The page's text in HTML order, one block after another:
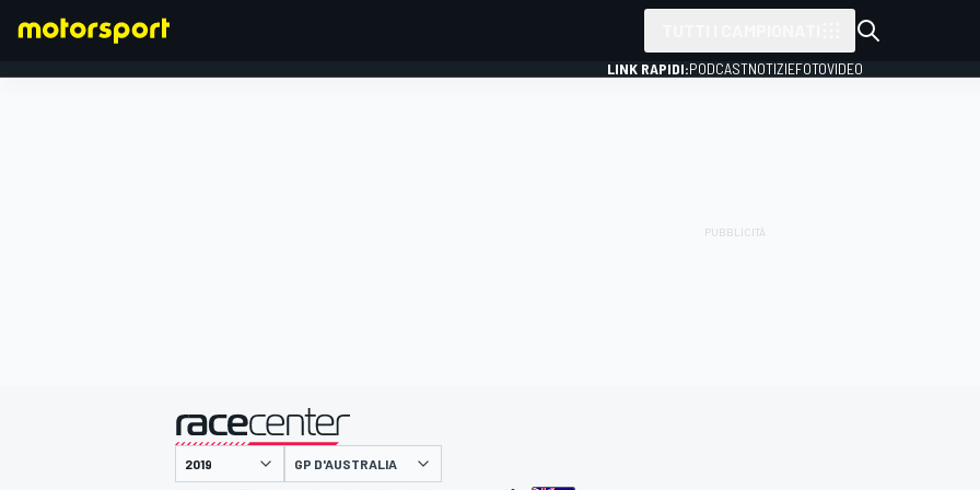
LINK RAPIDI:PODCASTNOTIZIEFOTOVIDEO
presentato da
GP D'AUSTRALIA